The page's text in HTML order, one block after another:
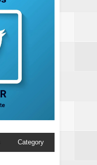
Category